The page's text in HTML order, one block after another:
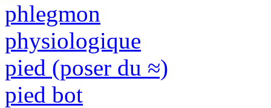
phlegmon
physiologique
pied (poser du ≈)
pied bot